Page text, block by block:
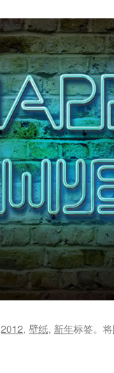
2012, 壁纸, 新年标签。将